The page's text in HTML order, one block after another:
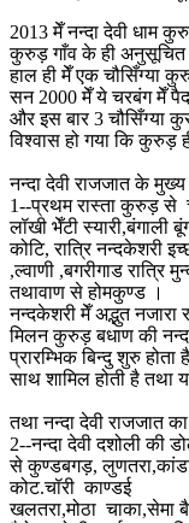
2013 मेँ नन्दा देवी धाम
कुरुड़ गाँव के ही अनुसूचित
हाल ही मेँ एक चौसिँग्या
सन 2000 मेँ ये चरबंग मेँ
और इस बार 3 चौसिँग्या
विश्वास हो गया कि कुरुड़
नन्दा देवी राजजात के
1--प्रथम रास्ता कुरुड़ से
लॉखी भेँटी स्यारी,बंगाली
कोटि, रात्रि नन्दकेशरी
,ल्वाणी ,बगरीगाड रात्रि
तथावाण से होमकुण्ड ।
नन्दकेशरी मेँ अद्भुत नजारा
मिलन कुरुड़ बधाण की
प्रारम्भिक बिन्दु शुरु
साथ शामिल होती है तथा
तथा नन्दा देवी राजजात
2--नन्दा देवी दशोली की
से कुण्डबगड़, लुणतरा,कांडा
कोट.चॉरी काण्डई
खलतरा,मोठा चाका,सेमा